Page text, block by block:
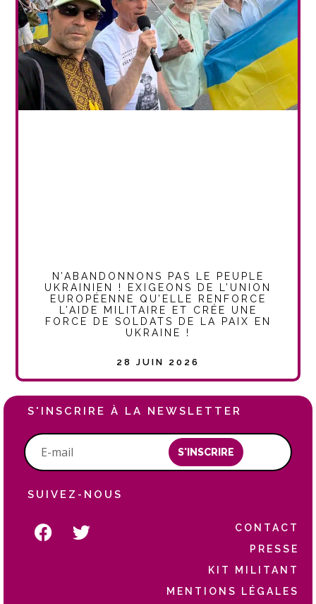
N’ABANDONNONS PAS LE PEUPLE
UKRAINIEN ! EXIGEONS DE L’UNION
EUROPÉENNE QU’ELLE RENFORCE
L’AIDE MILITAIRE ET CRÉE UNE
FORCE DE SOLDATS DE LA PAIX EN
UKRAINE !
28 JUIN 2026
S'INSCRIRE À LA NEWSLETTER
S'INSCRIRE
SUIVEZ-NOUS
CONTACT
PRESSE
KIT MILITANT
MENTIONS LÉGALES